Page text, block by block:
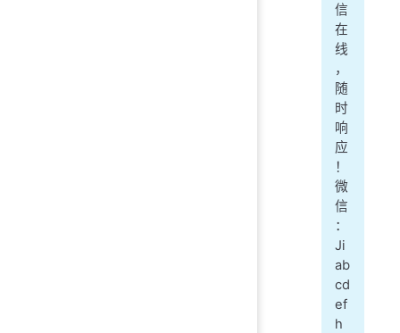
信
在
线
，
随
时
响
应
！
微
信
：
Ji
ab
cd
ef
h